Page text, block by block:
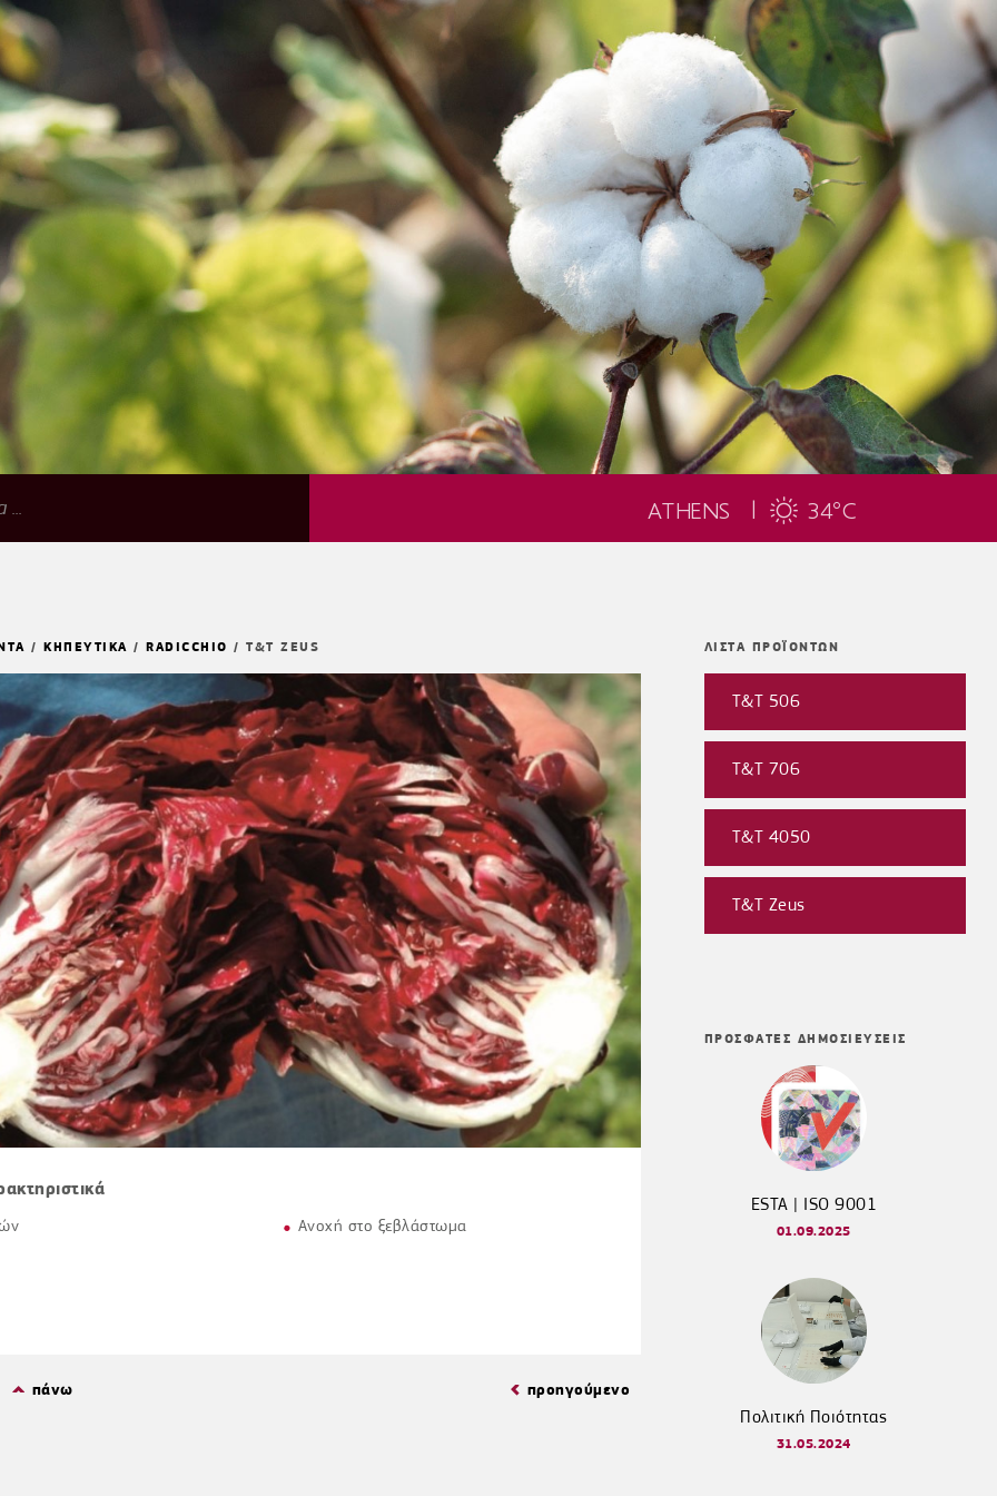
ATHENS | 34°C
/ΚΗΠΕΥΤΙΚΑ /RADICCHIO /T&T ZEUS
Aνοχή στο ξεβλάστωμα
προηγούμενο
πάνω
ΛΙΣΤΑ ΠΡΟΪΟΝΤΩΝ
T&T 506
T&T 706
T&T 4050
T&T Zeus
ΠΡΟΣΦΑΤΕΣ ΔΗΜΟΣΙΕΥΣΕΙΣ
ESTA | ISO 9001
01.09.2025
Πολιτική Ποιότητας
31.05.2024